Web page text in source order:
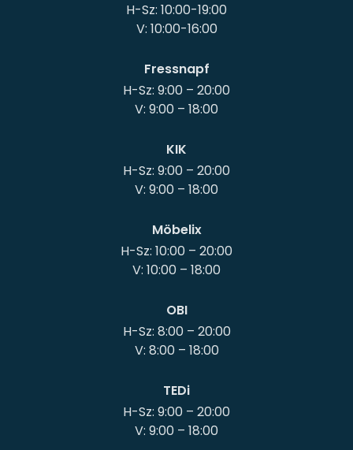
H-Sz: 10:00-19:00
V: 10:00-16:00
Fressnapf
H-Sz: 9:00 – 20:00
KIK
H-Sz: 9:00 – 20:00
Möbelix
H-Sz: 10:00 – 20:00
OBI
H-Sz: 8:00 – 20:00
V: 8:00 – 18:00
TEDi
H-Sz: 9:00 – 20:00